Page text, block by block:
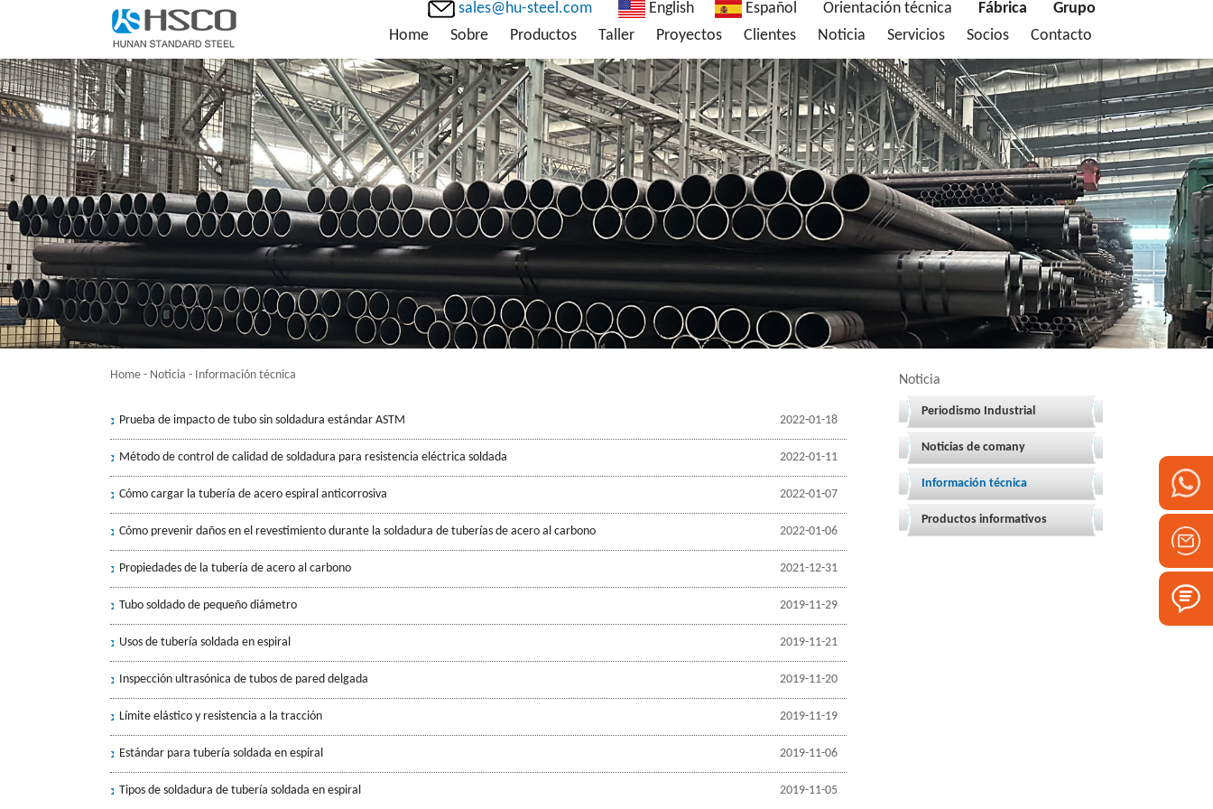
sales@hu-steel.com English Español Orientación técnica Fábrica
Grupo
Home
Sobre Productos Taller Proyectos Clientes Noticia Servicios Socios Contacto
Noticia
Periodismo Industrial
Noticias de comany
Información técnica
Productos informativos
Home - Noticia - Información técnica
2022-01-18
Prueba de impacto de tubo sin soldadura estándar ASTM
2022-01-11
Método de control de calidad de soldadura para resistencia eléctrica soldada
2022-01-07
Cómo cargar la tubería de acero espiral anticorrosiva
2022-01-06
Cómo prevenir daños en el revestimiento durante la soldadura de tuberías de acero al carbono
2021-12-31
Propiedades de la tubería de acero al carbono
2019-11-29
Tubo soldado de pequeño diámetro
2019-11-21
Usos de tubería soldada en espiral
2019-11-20
Inspección ultrasónica de tubos de pared delgada
2019-11-19
Límite elástico y resistencia a la tracción
2019-11-06
Estándar para tubería soldada en espiral
2019-11-05
Tipos de soldadura de tubería soldada en espiral